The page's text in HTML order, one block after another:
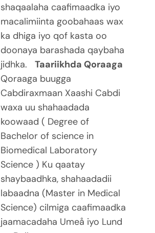
shaqaalaha caafimaadka iyo
macalimiinta goobahaas wax
ka dhiga iyo qof kasta oo
doonaya barashada qaybaha
jidhka.Taariikhda Qoraaga
Qoraaga buugga
Cabdiraxmaan Xaashi Cabdi
waxa uu shahaadada
koowaad ( Degree of
Bachelor of science in
Biomedical Laboratory
Science ) Ku qaatay
shaybaadhka, shahaadadii
labaadna (Master in Medical
Science) cilmiga caafimaadka
jaamacadaha Umeå iyo Lund